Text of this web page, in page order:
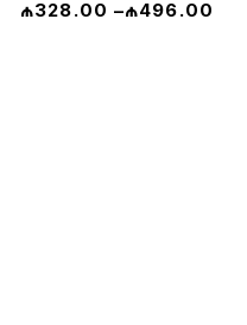
₼328.00 –₼496.00